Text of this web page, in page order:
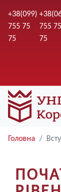
+38(099)
755 75
75
755 75
75
Головна